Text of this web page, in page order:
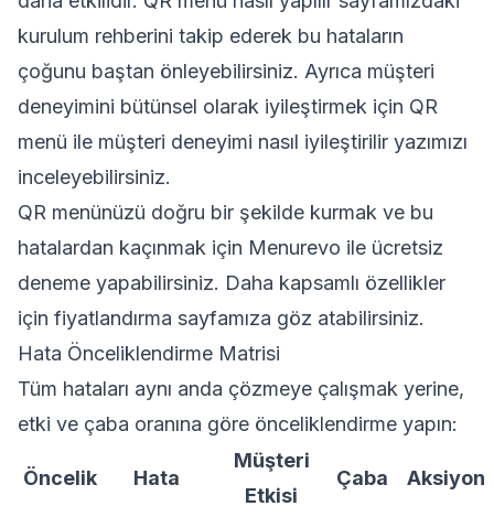
kurulum rehberini takip ederek bu hataların
çoğunu baştan önleyebilirsiniz. Ayrıca müşteri
deneyimini bütünsel olarak iyileştirmek için QR
menü ile müşteri deneyimi nasıl iyileştirilir yazımızı
inceleyebilirsiniz.
QR menünüzü doğru bir şekilde kurmak ve bu
hatalardan kaçınmak için Menurevo ile ücretsiz
deneme yapabilirsiniz. Daha kapsamlı özellikler
için fiyatlandırma sayfamıza göz atabilirsiniz.
Hata Önceliklendirme Matrisi
Tüm hataları aynı anda çözmeye çalışmak yerine,
etki ve çaba oranına göre önceliklendirme yapın:
Öncelik Hata
Müşteri
Etkisi
Çaba Aksiyon